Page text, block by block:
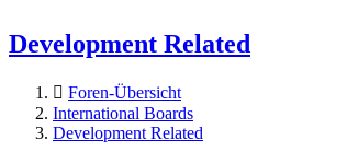
Development Related
Foren-Übersicht
International Boards
Development Related